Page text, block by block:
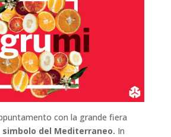
con la grande fiera
del Mediterraneo. In